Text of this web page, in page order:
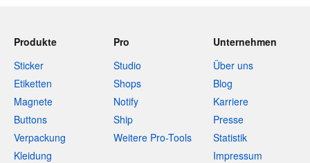
Produkte
Sticker
Etiketten
Magnete
Buttons
Verpackung
Kleidung
Pro
Studio
Shops
Notify
Ship
Weitere Pro-Tools
Unternehmen
Über uns
Blog
Karriere
Presse
Statistik
Impressum